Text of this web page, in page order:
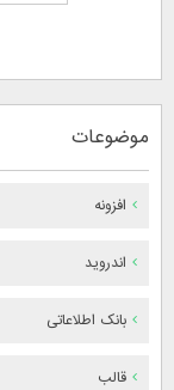
موضوعات
افزونه
اندروید
بانک اطلاعاتی
قالب